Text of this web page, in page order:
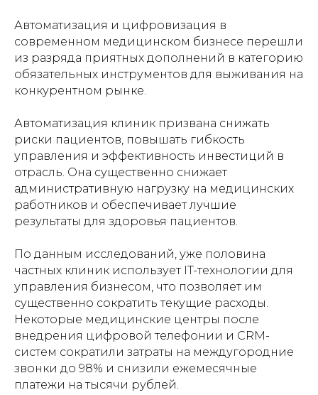
Автоматизация и цифровизация в
современном медицинском бизнесе перешли
из разряда приятных дополнений в категорию
обязательных инструментов для выживания на
конкурентном рынке.
Автоматизация клиник призвана снижать
риски пациентов, повышать гибкость
управления и эффективность инвестиций в
отрасль. Она существенно снижает
административную нагрузку на медицинских
работников и обеспечивает лучшие
результаты для здоровья пациентов.
По данным исследований, уже половина
частных клиник использует IT-технологии для
управления бизнесом, что позволяет им
существенно сократить текущие расходы.
Некоторые медицинские центры после
внедрения цифровой телефонии и CRM-
систем сократили затраты на междугородние
звонки до 98% и снизили ежемесячные
платежи на тысячи рублей.